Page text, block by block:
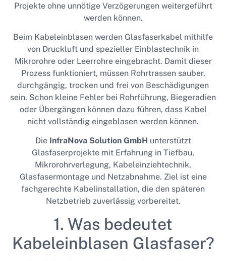
Projekte ohne unnötige Verzögerungen weitergeführt
werden können.
Beim Kabeleinblasen werden Glasfaserkabel mithilfe
von Druckluft und spezieller Einblastechnik in
Mikrorohre oder Leerrohre eingebracht. Damit dieser
Prozess funktioniert, müssen Rohrtrassen sauber,
durchgängig, trocken und frei von Beschädigungen
sein. Schon kleine Fehler bei Rohrführung, Biegeradien
oder Übergängen können dazu führen, dass Kabel
nicht vollständig eingeblasen werden können.
Die InfraNova Solution GmbH unterstützt
Glasfaserprojekte mit Erfahrung in Tiefbau,
Mikrorohrverlegung, Kabeleinziehtechnik,
Glasfasermontage und Netzabnahme. Ziel ist eine
fachgerechte Kabelinstallation, die den späteren
Netzbetrieb zuverlässig vorbereitet.
1. Was bedeutet
Kabeleinblasen Glasfaser?